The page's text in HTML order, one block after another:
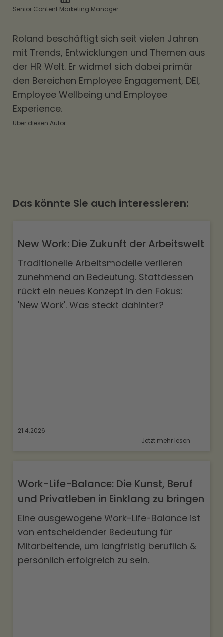
flexibler Mitarbeiterbenefits: Mit dem
Mitarbeitenden monatlich bis zu 50 Euro zur
Verfügung stellen, die sie beispielsweise für
einen Co-Working-Pass am Urlaubsort nutzen
können. Auch ein bereits bestehendes,
flexibles Mobilitätsbudget kann für die Anreise
verwendet werden. So unterstützen Sie den
Wunsch nach einer Workation auf eine
Senior Content Marketing Manager
Roland beschäftigt sich seit vielen Jahren
mit Trends, Entwicklungen und Themen aus
der HR Welt. Er widmet sich dabei primär
den Bereichen Employee Engagement, DEI,
Employee Wellbeing und Employee
Experience.
Über diesen Autor
Das könnte Sie auch interessieren:
New Work: Die Zukunft der Arbeitswelt
Traditionelle Arbeitsmodelle verlieren
zunehmend an Bedeutung. Stattdessen
rückt ein neues Konzept in den Fokus:
'New Work'. Was steckt dahinter?
21.4.2026
Jetzt mehr lesen
Work-Life-Balance: Die Kunst, Beruf
und Privatleben in Einklang zu bringen
Eine ausgewogene Work-Life-Balance ist
von entscheidender Bedeutung für
Mitarbeitende, um langfristig beruflich &
persönlich erfolgreich zu sein.